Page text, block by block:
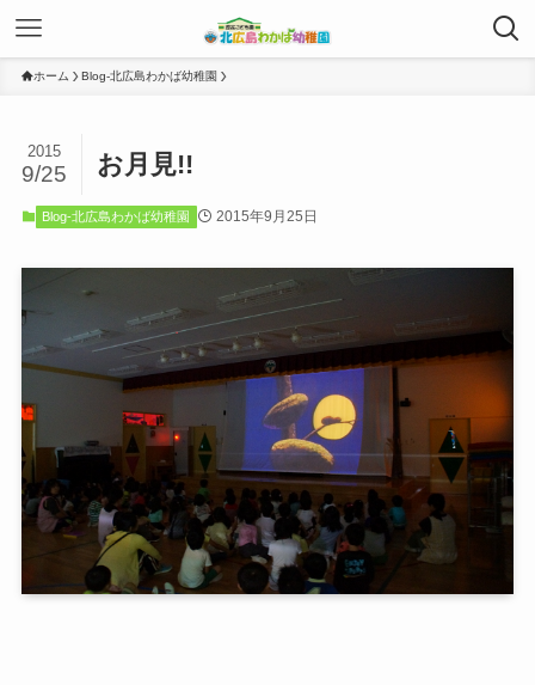
ホーム Blog-北広島わかば幼稚園
お月見!!
2015
9/25
Blog-北広島わかば幼稚園 2015年9月25日